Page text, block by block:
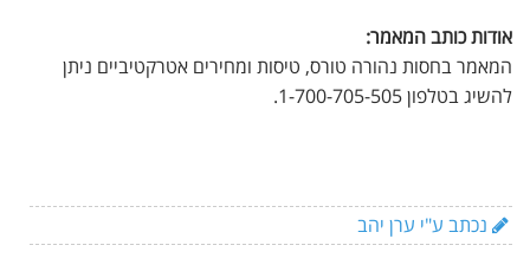
אודות כותב המאמר:
המאמר בחסות נהורה טורס, טיסות ומחירים אטרקטיביים ניתן
להשיג בטלפון 1-700-705-505.
נכתב ע"י ערן יהב